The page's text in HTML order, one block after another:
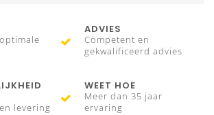
ADVIES
Competent en
gekwalificeerd advies
levering
WEET HOE
Meer dan 35 jaar
ervaring